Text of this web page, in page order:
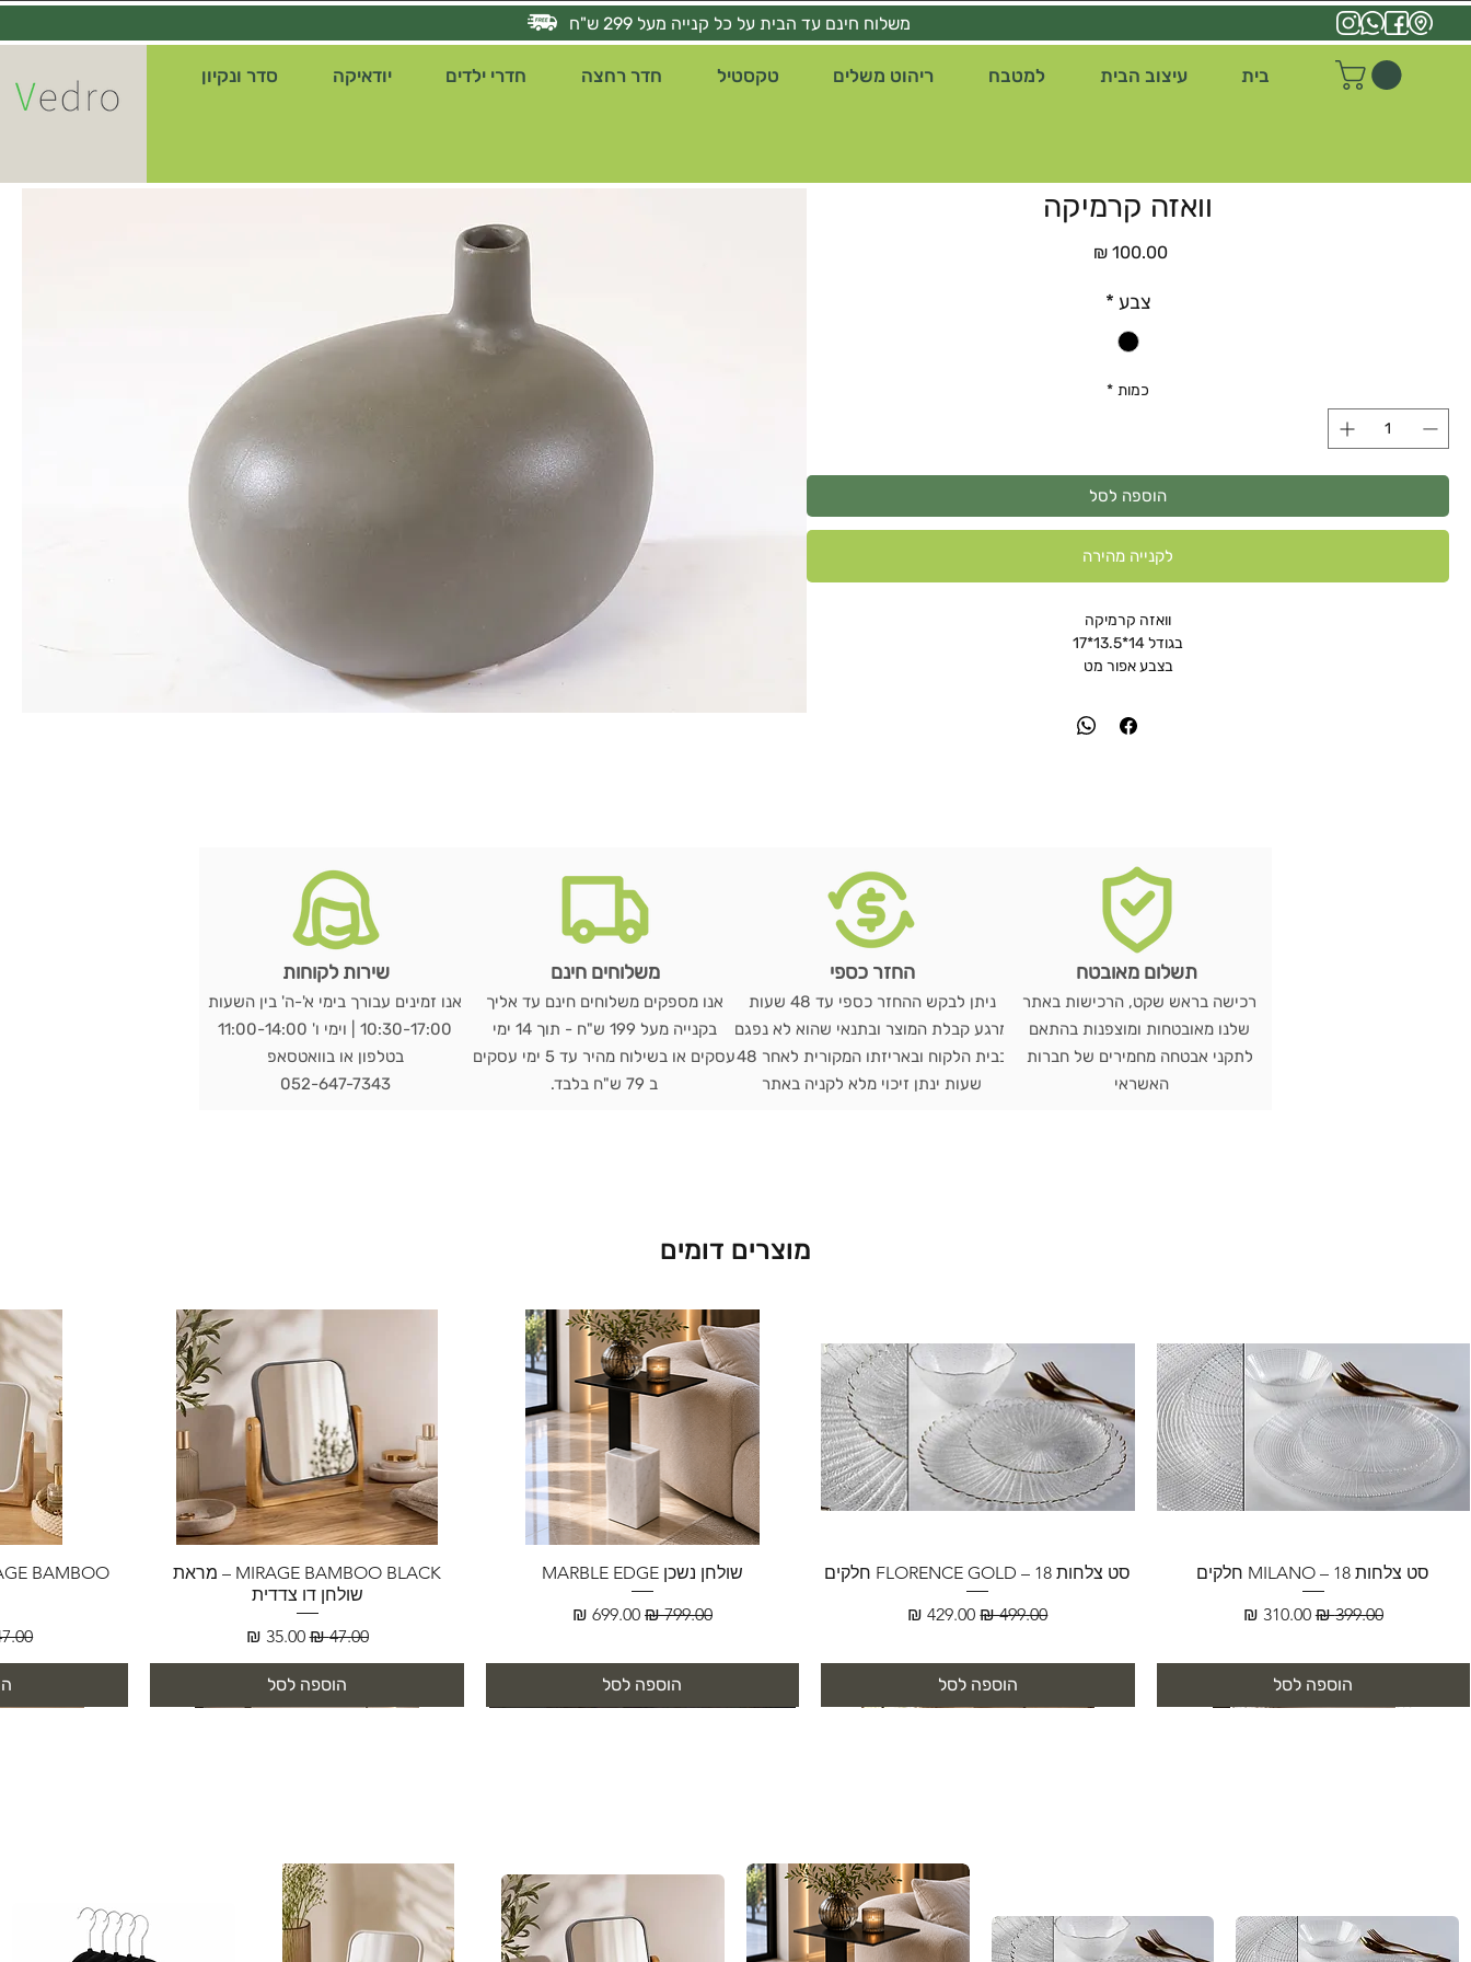
משלוח חינם עד הבית על כל קנייה מעל 299 ש"ח
בית עיצוב הבית למטבח ריהוט משלים טקסטיל חדר רחצה חדרי ילדים יודאיקה סדר ונקיון
וואזה קרמיקה
מחיר
צבע *
כמות *
הוספה לסל
לקנייה מהירה
וואזה קרמיקה
בגודל 14*13.5*17
בצבע אפור מט
שירות לקוחות
אנו זמינים עבורך בימי א'-ה' בין השעות
10:30-17:00 | וימי ו' 11:00-14:00
בטלפון או בוואטסאפ
052-647-7343
משלוחים חינם
אנו מספקים משלוחים חינם עד אליך
בקנייה מעל 199 ש"ח - תוך 14 ימי
עסקים או בשילוח מהיר עד 5 ימי עסקים
ב 79 ש"ח בלבד.
החזר כספי
ניתן לבקש ההחזר כספי עד 48 שעות
מרגע קבלת המוצר ובתנאי שהוא לא נפגם
בבית הלקוח ובאריזתו המקורית לאחר 48
שעות ינתן זיכוי מלא לקניה באתר
תשלום מאובטח
רכישה בראש שקט, הרכישות באתר
שלנו מאובטחות ומוצפנות בהתאם
לתקני אבטחה מחמירים של חברות
האשראי
מוצרים דומים
סט צלחות MILANO – 18 חלקים
מחיר רגיל‏399.00 ‏₪ מחיר מבצע‏310.00 ‏₪
הוספה לסל
סט צלחות FLORENCE GOLD – 18 חלקים
מחיר רגיל‏499.00 ‏₪ מחיר מבצע
הוספה לסל
שולחן נשכן MARBLE EDGE
מחיר רגיל‏799.00 ‏₪ מחיר מבצע‏699.00 ‏₪
הוספה לסל
MIRAGE BAMBOO BLACK – מראת
שולחן דו צדדית
מחיר רגיל‏47.00 ‏₪ מחיר מבצע‏35.00 ‏₪
הוספה לסל
‏47.00 ‏₪